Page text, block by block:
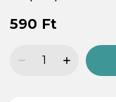
590 Ft